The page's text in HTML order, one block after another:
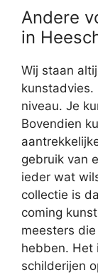
Andere
in
Wij staan
kunstadvies.
niveau. Je
Bovendien
gebruik van
ieder wat
collectie is
coming
meesters
hebben. Het
schilderijen